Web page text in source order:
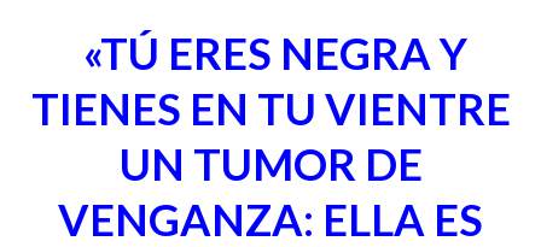
«TÚ ERES NEGRA Y
TIENES EN TU VIENTRE
UN TUMOR DE
VENGANZA: ELLA ES